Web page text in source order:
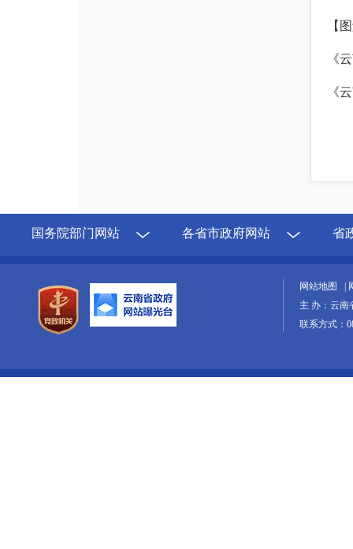
【
《
《
国务院部门网站 各省市政府网站 省
网站地图 |
主 办：云南
联系方式：